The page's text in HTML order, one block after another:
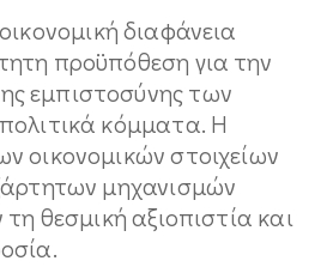
διαφάνεια
προϋπόθεση για την
εμπιστοσύνης των
κόμματα. Η
οικονομικών στοιχείων
μηχανισμών
τη θεσμική αξιοπιστία και